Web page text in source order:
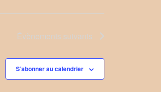
Évènements suivants
S’abonner au calendrier